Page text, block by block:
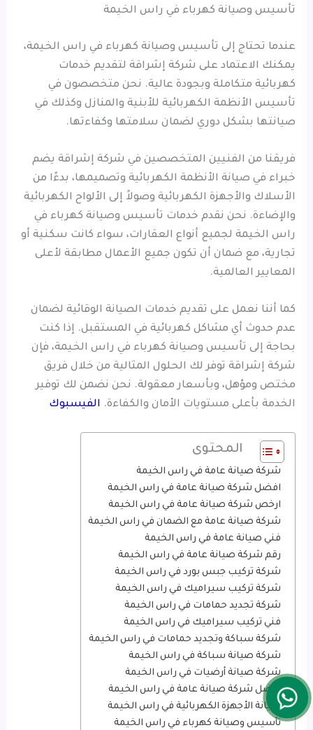
تأسيس وصيانة كهرباء في راس الخيمة
عندما تحتاج إلى تأسيس وصيانة كهرباء في راس الخيمة،
يمكنك الاعتماد على شركة إشراقة لتقديم خدمات
كهربائية متكاملة وبجودة عالية. نحن متخصصون في
تأسيس الأنظمة الكهربائية للأبنية والمنازل وكذلك في
صيانتها بشكل دوري لضمان سلامتها وكفاءتها.
فريقنا من الفنيين المتخصصين في شركة إشراقة يضم
خبراء في صيانة الأنظمة الكهربائية وتصميمها، بدءًا من
الأسلاك والأجهزة الكهربائية وصولاً إلى الألواح الكهربائية
والإضاءة. نحن نقدم خدمات تأسيس وصيانة كهرباء في
راس الخيمة لجميع أنواع العقارات، سواء كانت سكنية أو
تجارية، مع ضمان أن تكون جميع الأعمال مطابقة لأعلى
المعايير العالمية.
كما أننا نعمل على تقديم خدمات الصيانة الوقائية لضمان
عدم حدوث أي مشاكل كهربائية في المستقبل. إذا كنت
بحاجة إلى تأسيس وصيانة كهرباء في راس الخيمة، فإن
شركة إشراقة توفر لك الحلول المثالية من خلال فريق
مختص ومؤهل، وبأسعار معقولة. نحن نضمن لك توفير
الخدمة بأعلى مستويات الأمان والكفاءة. الفيسبوك
المحتوى
شركة صيانة عامة في راس الخيمة
افضل شركة صيانة عامة في راس الخيمة
ارخص شركة صيانة عامة في راس الخيمة
شركة صيانة عامة مع الضمان في راس الخيمة
فني صيانة عامة في راس الخيمة
رقم شركة صيانة عامة في راس الخيمة
شركة تركيب جبس بورد في راس الخيمة
شركة تركيب سيراميك في راس الخيمة
شركة تجديد حمامات في راس الخيمة
فني تركيب سيراميك في راس الخيمة
شركة سباكة وتجديد حمامات في راس الخيمة
شركة صيانة سباكة في راس الخيمة
شركة صيانة أرضيات في راس الخيمة
أفضل شركة صيانة عامة في راس الخيمة
صيانة الأجهزة الكهربائية في راس الخيمة
تأسيس وصيانة كهرباء في راس الخيمة